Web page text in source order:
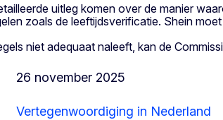
uitleg komen over de manier
zoals de leeftijdsverificatie. Shein
niet adequaat naleeft, kan de
26 november 2025
Vertegenwoordiging in Nederland